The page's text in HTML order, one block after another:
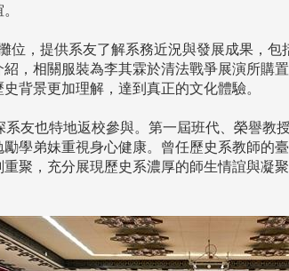
位，提供系友了解系務近況與發展成果，
紹，相關服裝為李其霖於清法戰爭展演所
背景更加理解，達到真正的文化體驗。
系友也特地返校參與。第一屆班代、榮譽
學弟妹重視身心健康。曾任歷史系教師的
聚，充分展現歷史系濃厚的師生情誼與凝